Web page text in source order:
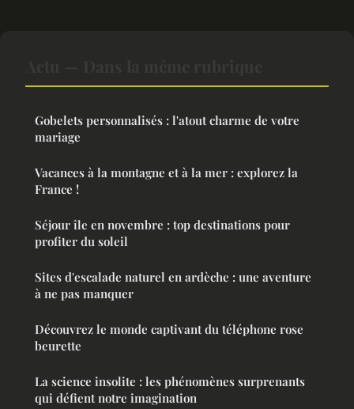
Gobelets personnalisés : l'atout charme de votre
mariage
Vacances à la montagne et à la mer : explorez la
France !
Séjour île en novembre : top destinations pour
profiter du soleil
Sites d'escalade naturel en ardèche : une aventure
à ne pas manquer
Découvrez le monde captivant du téléphone rose
beurette
La science insolite : les phénomènes surprenants
qui défient notre imagination